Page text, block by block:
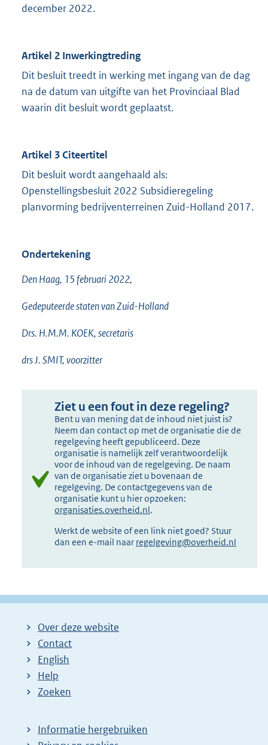
december 2022.
Artikel 2 Inwerkingtreding
Dit besluit treedt in werking met ingang van de dag
na de datum van uitgifte van het Provinciaal Blad
waarin dit besluit wordt geplaatst.
Artikel 3 Citeertitel
Dit besluit wordt aangehaald als:
Openstellingsbesluit 2022 Subsidieregeling
planvorming bedrijventerreinen Zuid-Holland 2017.
Ondertekening
Den Haag, 15 februari 2022,
Gedeputeerde staten van Zuid-Holland
Drs. H.M.M. KOEK, secretaris
drs J. SMIT, voorzitter
Ziet u een fout in deze regeling?
Bent u van mening dat de inhoud niet juist is?
Neem dan contact op met de organisatie die de
regelgeving heeft gepubliceerd. Deze
organisatie is namelijk zelf verantwoordelijk
voor de inhoud van de regelgeving. De naam
van de organisatie ziet u bovenaan de
regelgeving. De contactgegevens van de
organisatie kunt u hier opzoeken:
organisaties.overheid.nl.
Werkt de website of een link niet goed? Stuur
dan een e-mail naar regelgeving@overheid.nl
Over deze website
Contact
English
Help
Zoeken
Informatie hergebruiken